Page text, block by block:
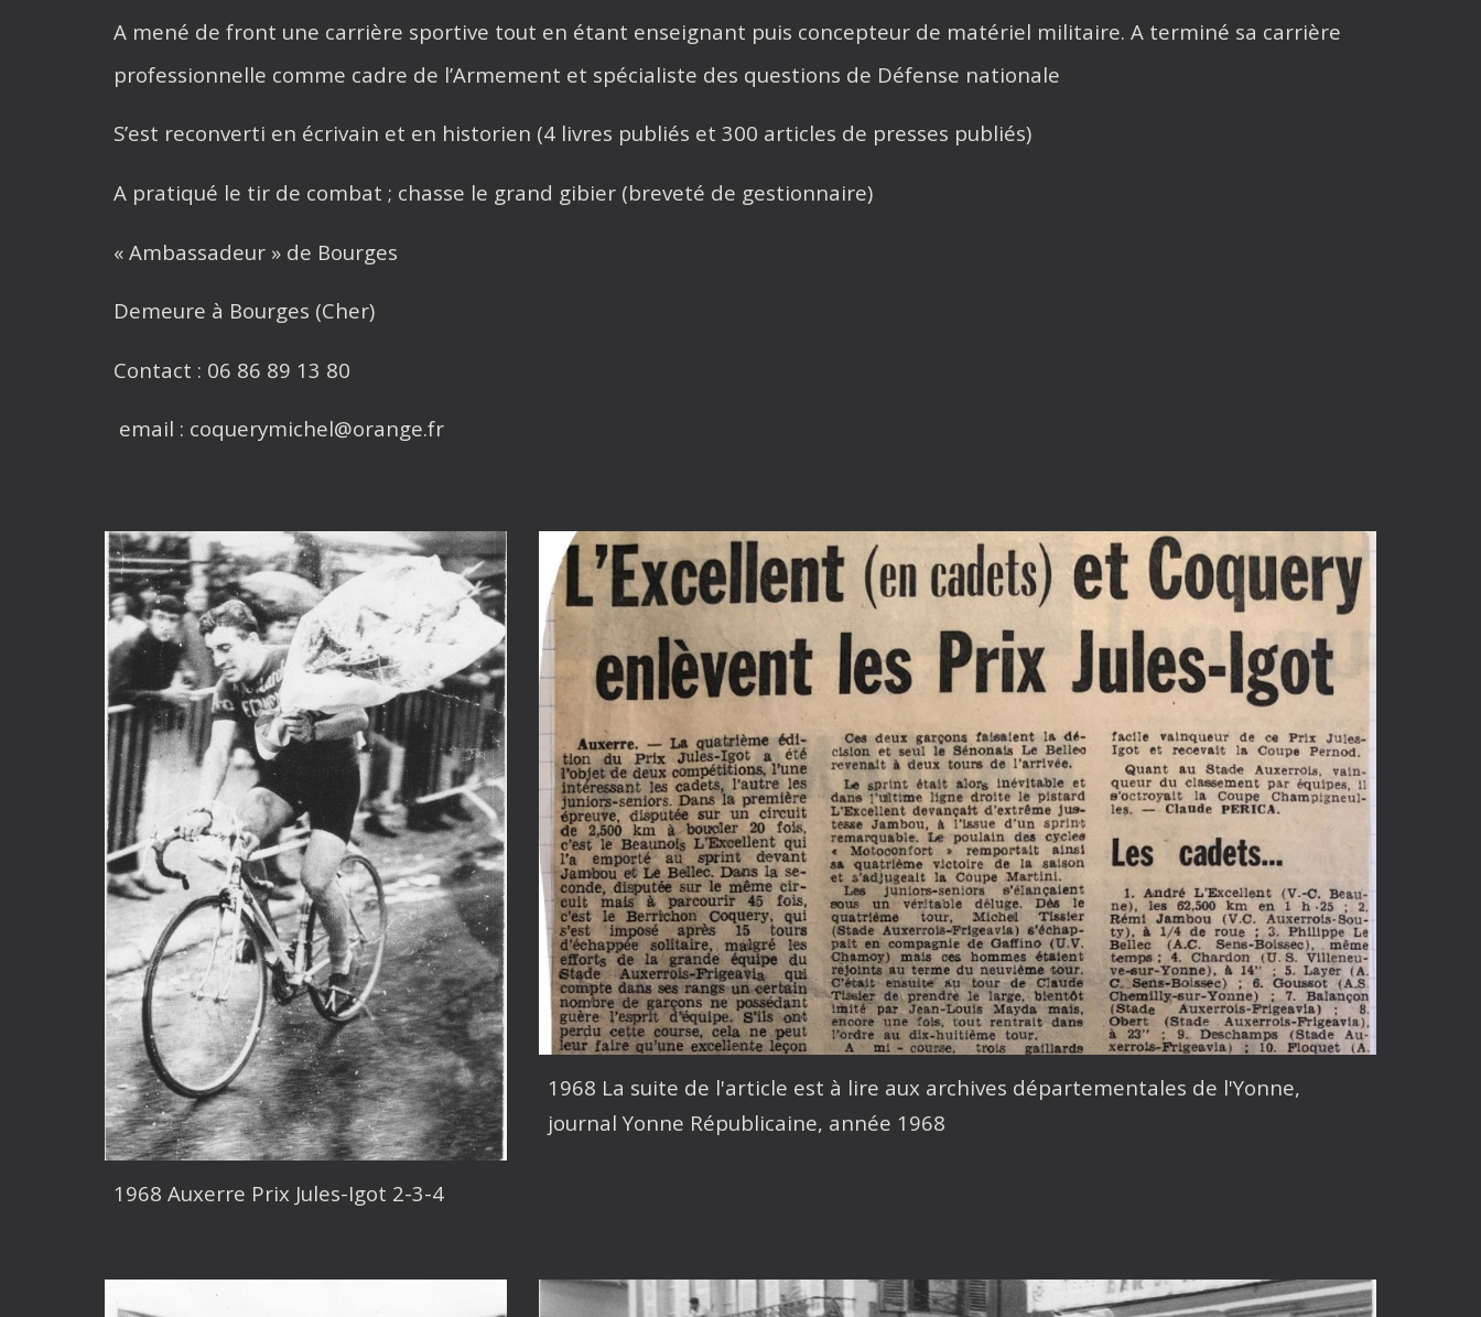
A mené de front une carrière sportive tout en étant enseignant puis concepteur de matériel militaire. A terminé sa carrière
professionnelle comme cadre de l’Armement et spécialiste des questions de Défense nationale
S’est reconverti en écrivain et en historien (4 livres publiés et 300 articles de presses publiés)
A pratiqué le tir de combat ; chasse le grand gibier (breveté de gestionnaire)
« Ambassadeur » de Bourges
Demeure à Bourges (Cher)
Contact : 06 86 89 13 80
email : coquerymichel@orange.fr
1968 Auxerre Prix Jules-Igot 2-3-4
1968 La suite de l'article est à lire aux archives départementales de l'Yonne,
journal Yonne Républicaine, année 1968